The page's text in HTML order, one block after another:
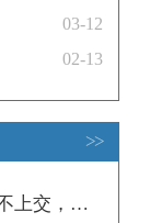
03-12
02-13
>>
上白石镇：矛盾不上交，服务送上门